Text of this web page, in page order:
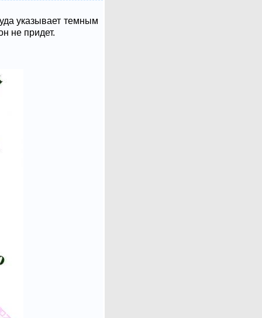
указывает темным
не придет.